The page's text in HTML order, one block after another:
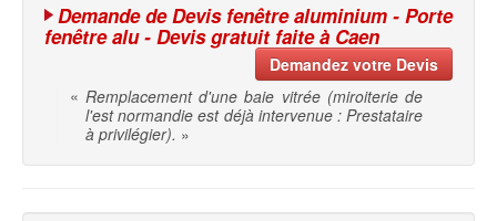
Demande de Devis fenêtre aluminium - Porte
fenêtre alu - Devis gratuit faite à Caen
Demandez votre Devis
« Remplacement d'une baie vitrée (miroiterie de
l'est normandie est déjà intervenue : Prestataire
à privilégier). »